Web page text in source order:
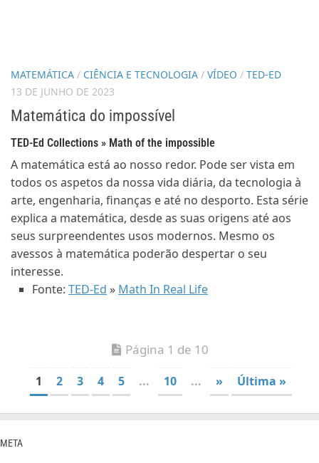
MATEMÁTICA / CIÊNCIA E TECNOLOGIA / VÍDEO / TED-ED
13 DE JUNHO DE 2023
Matemática do impossível
TED-Ed Collections » Math of the impossible
A matemática está ao nosso redor. Pode ser vista em
todos os aspetos da nossa vida diária, da tecnologia à
arte, engenharia, finanças e até no desporto. Esta série
explica a matemática, desde as suas origens até aos
seus surpreendentes usos modernos. Mesmo os
avessos à matemática poderão despertar o seu
interesse.
Fonte: TED-Ed » Math In Real Life
Página 1 de 10
1 2 3 4 5 ... 10 ... » Última »
META